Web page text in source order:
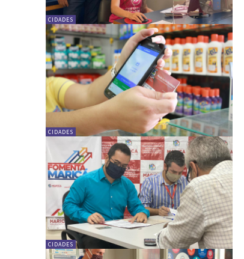
CIDADES
CIDADES
CIDADES